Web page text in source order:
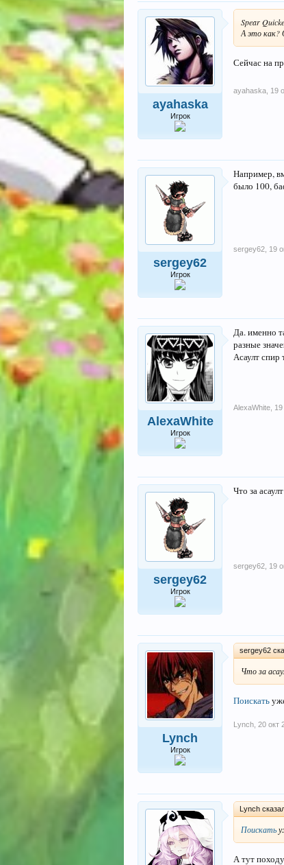
ayahaska
Игрок
Spear
А это как?
Сейчас на
ayahaska 19
sergey62
Игрок
Например,
было 100,
sergey62 19
AlexaWhite
Игрок
Да. именно
разные
Асаулт спир
AlexaWhite
sergey62
Игрок
Что за
sergey62 19
Lynch
Игрок
sergey62
Что за
Поискать
Lynch 20 окт
Lynch
Поискать
А тут